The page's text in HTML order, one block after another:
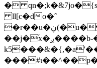
�
ll[c�do�ˆ
�r��u�ڹ(�u�\-*�����a�f�2�
��j�֜x�ږ����b-�z�w�����j��